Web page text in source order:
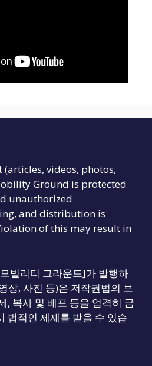
videos, photos,
Ground is protected
unauthorized
and distribution is
of this may result in
리티 그라운드]가 발행하
상, 사진 등)은 저작권법의 보
, 복사 및 배포 등을 엄격히 금
법적인 제재를 받을 수 있습